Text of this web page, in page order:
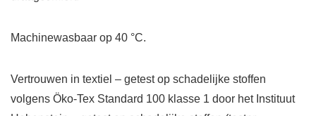
Machinewasbaar op 40 °C.
Vertrouwen in textiel – getest op schadelijke stoffen
volgens Öko-Tex Standard 100 klasse 1 door het Instituut